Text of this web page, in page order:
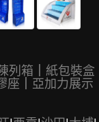
列箱
紙包裝盒
座
亞加力展示